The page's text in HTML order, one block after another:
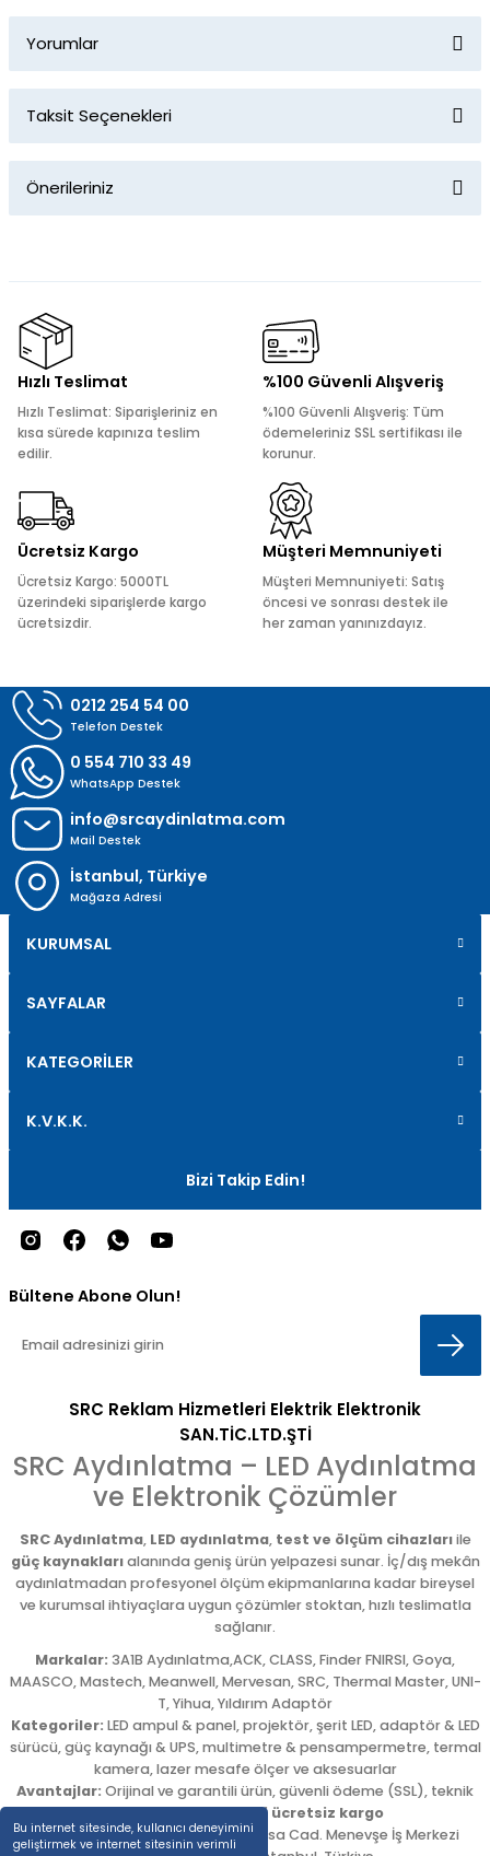
Bu internet sitesinde, kullanıcı deneyimini
geliştirmek ve internet sitesinin verimli
Yorumlar
Taksit Seçenekleri
Önerileriniz
kullanarak tarafımıza iletebilirsiniz.
Görüş ve önerileriniz için teşekkür ederiz.
Ürün resmi kalitesiz, bozuk veya görüntülenemiyor.
Ürün bilgilerinde hatalar bulunuyor.
Ürün fiyatı diğer sitelerden daha pahalı.
Bu ürüne benzer farklı alternatifler olmalı.
Hızlı Teslimat
Hızlı Teslimat: Siparişleriniz en
kısa sürede kapınıza teslim
edilir.
%100 Güvenli Alışveriş
%100 Güvenli Alışveriş: Tüm
ödemeleriniz SSL sertifikası ile
korunur.
Ücretsiz Kargo
Ücretsiz Kargo: 5000TL
üzerindeki siparişlerde kargo
ücretsizdir.
Müşteri Memnuniyeti
Müşteri Memnuniyeti: Satış
öncesi ve sonrası destek ile
her zaman yanınızdayız.
0212 254 54 00
Telefon Destek
0 554 710 33 49
WhatsApp Destek
info@srcaydinlatma.com
Mail Destek
İstanbul, Türkiye
Mağaza Adresi
KURUMSAL
SAYFALAR
KATEGORİLER
K.V.K.K.
Bizi Takip Edin!
Bültene Abone Olun!
SRC Reklam Hizmetleri Elektrik Elektronik
SAN.TİC.LTD.ŞTİ
SRC Aydınlatma – LED Aydınlatma
ve Elektronik Çözümler
SRC Aydınlatma, LED aydınlatma, test ve ölçüm cihazlarıile
güç kaynaklarıalanında geniş ürün yelpazesi sunar. İç/dış mekân
aydınlatmadan profesyonel ölçüm ekipmanlarına kadar bireysel
ve kurumsal ihtiyaçlara uygun çözümler stoktan, hızlı teslimatla
sağlanır.
Markalar: 3A1B Aydınlatma,ACK, CLASS, Finder FNIRSI, Goya,
MAASCO, Mastech, Meanwell, Mervesan, SRC, Thermal Master, UNI-
T, Yihua, Yıldırım Adaptör
Kategoriler: LED ampul & panel, projektör, şerit LED, adaptör & LED
sürücü, güç kaynağı & UPS, multimetre & pensampermetre, termal
kamera, lazer mesafe ölçer ve aksesuarlar
Avantajlar: Orijinal ve garantili ürün, güvenli ödeme (SSL), teknik
destek,5.000 TL üzeri ücretsiz kargo
Adres: Emekyemez Mah. Okçumusa Cad. Menevşe İş Merkezi